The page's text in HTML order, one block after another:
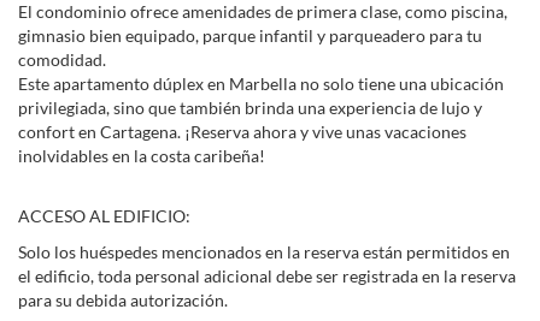
El condominio ofrece amenidades de primera clase, como piscina,
gimnasio bien equipado, parque infantil y parqueadero para tu
comodidad.
Este apartamento dúplex en Marbella no solo tiene una ubicación
privilegiada, sino que también brinda una experiencia de lujo y
confort en Cartagena. ¡Reserva ahora y vive unas vacaciones
inolvidables en la costa caribeña!
ACCESO AL EDIFICIO:
Solo los huéspedes mencionados en la reserva están permitidos en
el edificio, toda personal adicional debe ser registrada en la reserva
para su debida autorización.